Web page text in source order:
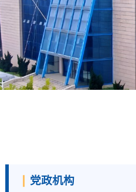
党政机构